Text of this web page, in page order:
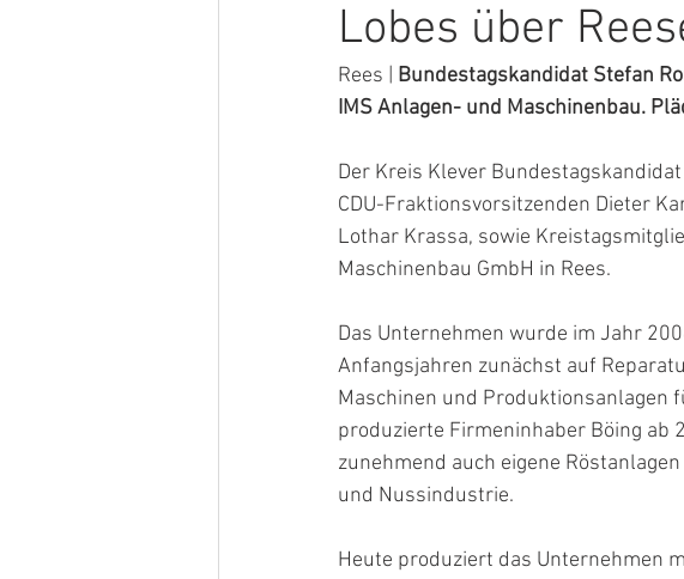
Lobes über
Rees | Bundestagskandidat Stefan
IMS Anlagen- und Maschinenbau.
Der Kreis Klever
CDU-Fraktionsvorsitzenden Dieter
Lothar Krassa, sowie
Maschinenbau GmbH in Rees.
Das Unternehmen wurde im Jahr
Anfangsjahren zunächst auf
Maschinen und Produktionsanlagen
produzierte Firmeninhaber Böing ab
zunehmend auch eigene
und Nussindustrie.
Heute produziert das Unternehmen